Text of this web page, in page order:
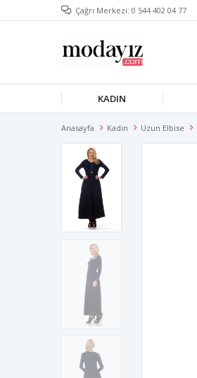
Çağrı Merkezi: 0 544 402 04 77
KADIN
Anasayfa Kadın Uzun Elbise